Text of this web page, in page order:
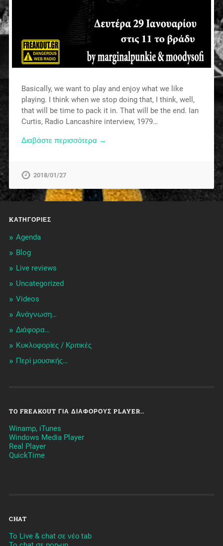
Basically, we want to play and enjoy what we like
playing. I think when we stop doing that, I think, well,
that will be time to pack it in. That will be the end. Ian
Curtis, Radio Lancashire interview, 1979…
Διαβάστε περισσότερα →
2018/01/27
KΑΤΗΓΟΡΊΕΣ
Agenda
Blog
Live reviews
Uncategorized
Videos
Ανάγνωση…
Διάφορα…
Κυκλοφορίες / Kριτικές
Περί μουσικής…
TO FREAKOUT ΓΙΑ ΔΙΆΦΟΡΟΥΣ PLAYER..
Winamp, iTunes
Windows Media Player
Real Player
QuickTime
CHAT
To Live & chat σε νέο tab